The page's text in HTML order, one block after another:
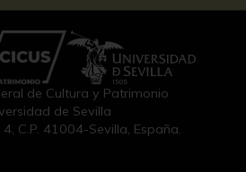
de Cultura y Patrimonio
de Sevilla
4, C.P. 41004-Sevilla, España.